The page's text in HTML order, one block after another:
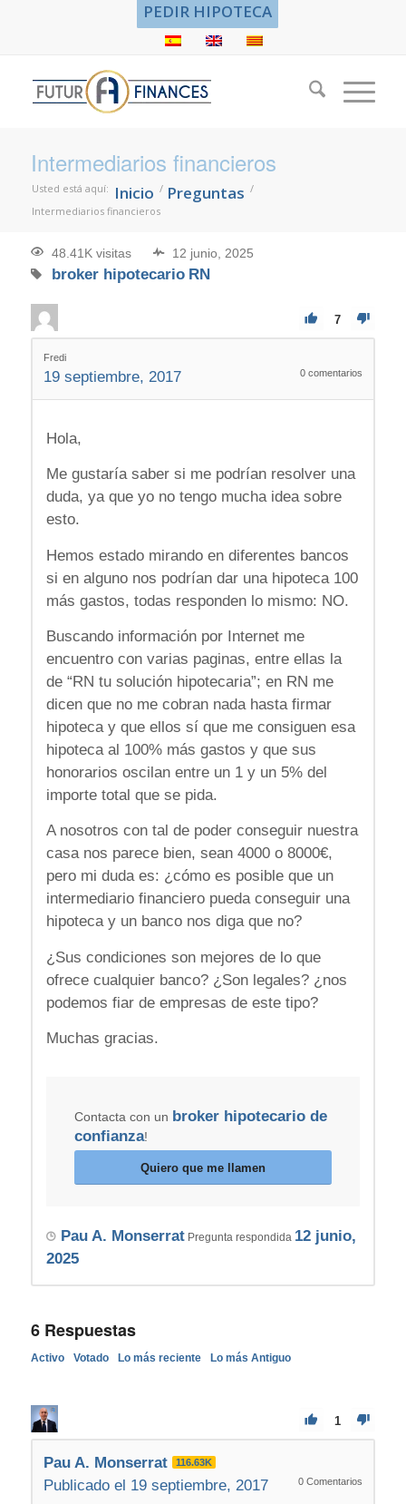
PEDIR HIPOTECA
Intermediarios financieros
Usted está aquí: Inicio / Preguntas /
Intermediarios financieros
48.41K visitas 12 junio, 2025
broker hipotecario RN
7
Fredi
19 septiembre, 2017 0 comentarios
Hola,
Me gustaría saber si me podrían resolver una
duda, ya que yo no tengo mucha idea sobre
esto.
Hemos estado mirando en diferentes bancos
si en alguno nos podrían dar una hipoteca 100
más gastos, todas responden lo mismo: NO.
Buscando información por Internet me
encuentro con varias paginas, entre ellas la
de “RN tu solución hipotecaria”; en RN me
dicen que no me cobran nada hasta firmar
hipoteca y que ellos sí que me consiguen esa
hipoteca al 100% más gastos y que sus
honorarios oscilan entre un 1 y un 5% del
importe total que se pida.
A nosotros con tal de poder conseguir nuestra
casa nos parece bien, sean 4000 o 8000€,
pero mi duda es: ¿cómo es posible que un
intermediario financiero pueda conseguir una
hipoteca y un banco nos diga que no?
¿Sus condiciones son mejores de lo que
ofrece cualquier banco? ¿Son legales? ¿nos
podemos fiar de empresas de este tipo?
Muchas gracias.
Contacta con un broker hipotecario de
confianza!
Quiero que me llamen
Pau A. MonserratPregunta respondida 12 junio,
2025
6Respuestas
Activo Votado Lo más reciente Lo más Antiguo
1
Pau A. Monserrat 116.63K
Publicado el 19 septiembre, 2017 0 Comentarios